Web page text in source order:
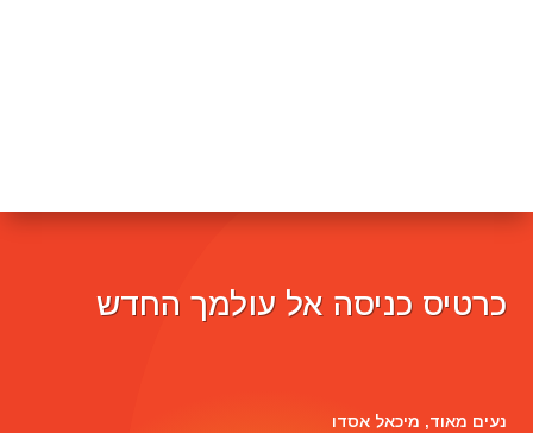
כרטיס כניסה אל עולמך החדש
נעים מאוד, ‏מיכאל אסדו